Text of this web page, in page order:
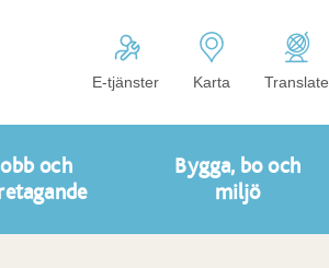
E-tjänster Karta Translate
Jobb och
Bygga, bo och
miljö